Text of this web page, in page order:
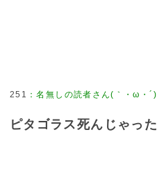
251 ：名無しの読者さん(｀・ω・´)
ピタゴラス死んじゃった